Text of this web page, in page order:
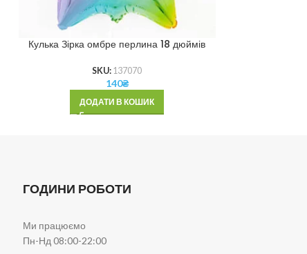
Кулька Зірка омбре перлина 18 дюймів
SKU: 137070
140₴
ДОДАТИ В КОШИК
ГОДИНИ РОБОТИ
Ми працюємо
Пн-Нд 08:00-22:00